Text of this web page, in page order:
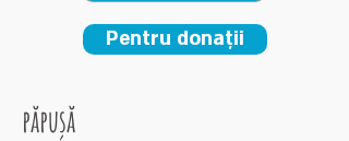
Pentru donații
păpuşă